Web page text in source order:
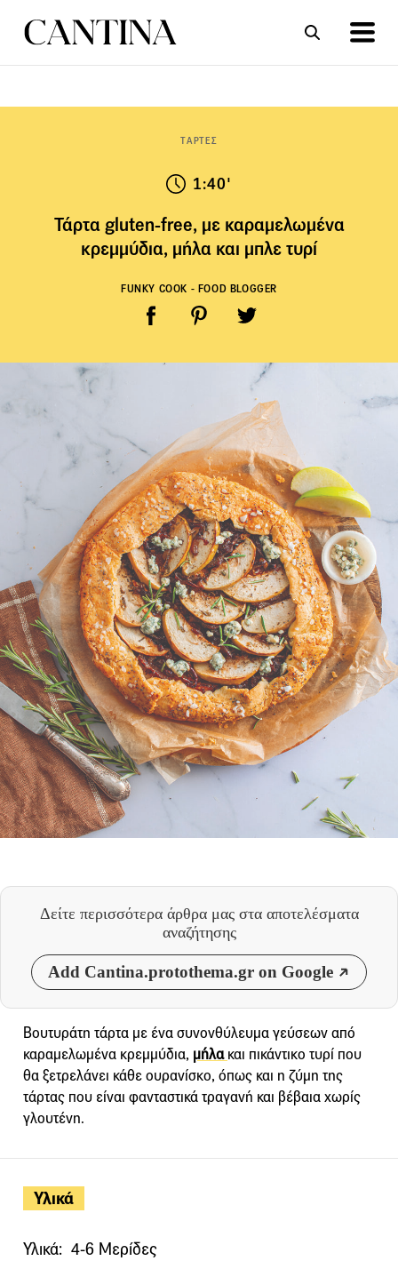
TΑΡΤΕΣ
1:40'
Τάρτα gluten-free, με καραμελωμένα
κρεμμύδια, μήλα και μπλε τυρί
FUNKY COOK - FOOD BLOGGER
Δείτε περισσότερα άρθρα μας στα αποτελέσματα
αναζήτησης
Add Cantina.protothema.gr on Google
Υλικά
Υλικά: 4-6 Μερίδες
Βουτυράτη τάρτα με ένα συνονθύλευμα γεύσεων από
καραμελωμένα κρεμμύδια, μήλακαι πικάντικο τυρί που
θα ξετρελάνει κάθε ουρανίσκο, όπως και η ζύμη της
τάρτας που είναι φανταστικά τραγανή και βέβαια χωρίς
γλουτένη.